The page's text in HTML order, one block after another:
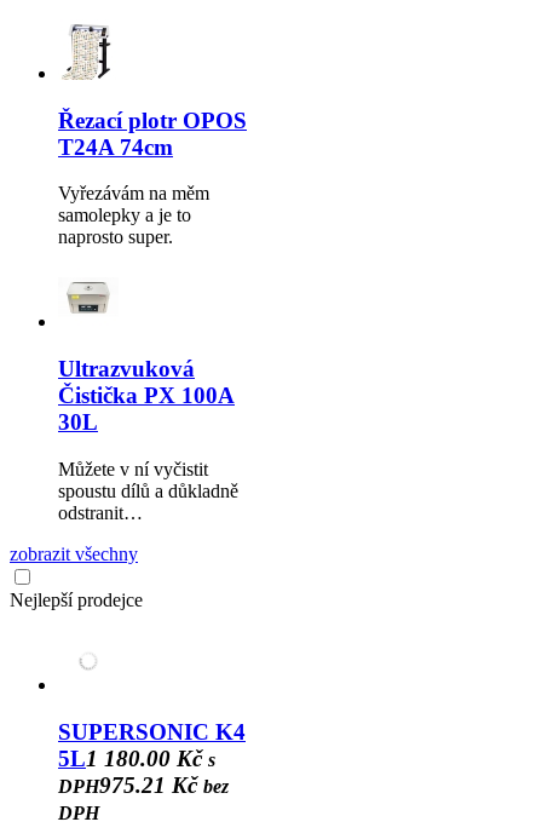
Řezací plotr OPOS
T24A 74cm
Vyřezávám na měm
samolepky a je to
naprosto super.
Ultrazvuková
Čistička PX 100A
30L
Můžete v ní vyčistit
spoustu dílů a důkladně
odstranit…
zobrazit všechny
Nejlepší prodejce
SUPERSONIC K4
5L1 180.00 Kč s
DPH975.21 Kč bez
DPH